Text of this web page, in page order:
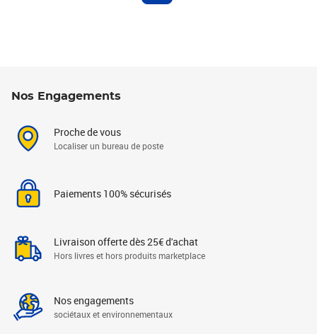
Nos Engagements
Proche de vous
Localiser un bureau de poste
Paiements 100% sécurisés
Livraison offerte dès 25€ d'achat
Hors livres et hors produits marketplace
Nos engagements
sociétaux et environnementaux